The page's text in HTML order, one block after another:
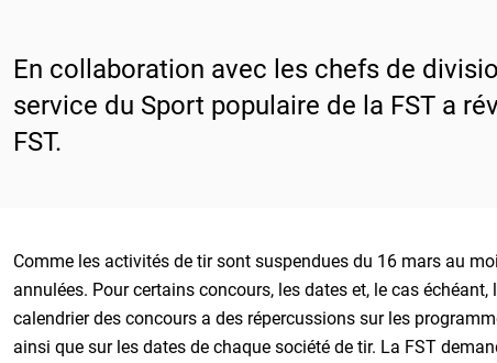
En collaboration avec les chefs de
service du Sport populaire de la FST a
FST.
Comme les activités de tir sont suspendues du 16 mars au
annulées. Pour certains concours, les dates et, le cas
calendrier des concours a des répercussions sur les
ainsi que sur les dates de chaque société de tir. La FST